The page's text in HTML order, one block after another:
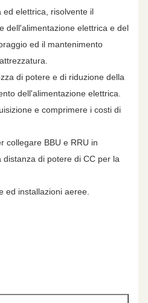
ed elettrica, risolvente il
dell'alimentazione elettrica e del
ed il mantenimento
di potere e di riduzione della
dell'alimentazione elettrica.
e comprimere i costi di
collegare BBU e RRU in
di potere di CC per la
ed installazioni aeree.